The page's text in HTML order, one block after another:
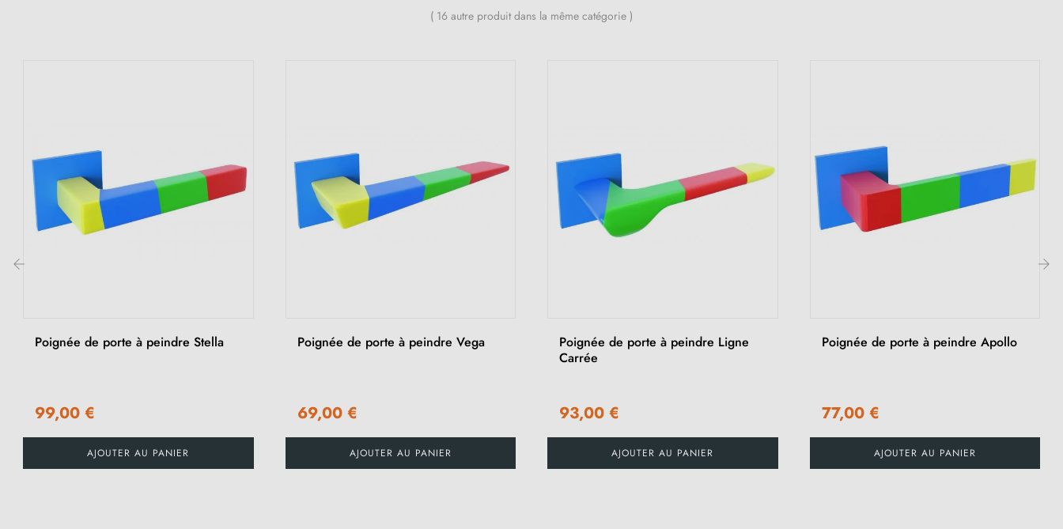
( 16 autre produit dans la même catégorie )
Poignée de porte à peindre Stella
99,00 €
AJOUTER AU PANIER
Poignée de porte à peindre Vega
69,00 €
AJOUTER AU PANIER
Poignée de porte à peindre Ligne
Carrée
93,00 €
AJOUTER AU PANIER
Poignée de porte à peindre Apollo
77,00 €
AJOUTER AU PANIER